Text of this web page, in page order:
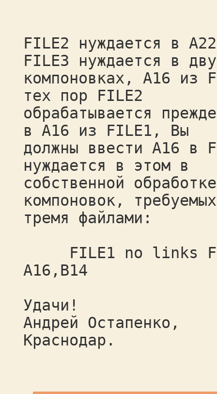
FILE2 нуждается в
FILE3 нуждается в
компоновках, A16 из
тех пор FILE2
обрабатывается
в A16 из FILE1, Вы
должны ввести A16 в
нуждается в этом в
собственной
компоновок,
тремя файлами:
FILE1 no links
A16,B14
Удачи!
Андрей Остапенко,
Краснодар.